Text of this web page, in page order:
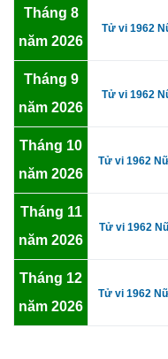
Tháng 8
năm 2026
Tử vi 1962
Tháng 9
năm 2026
Tử vi 1962
Tháng 10
năm 2026
Tử vi 1962
Tháng 11
năm 2026
Tử vi 1962
Tháng 12
năm 2026
Tử vi 1962